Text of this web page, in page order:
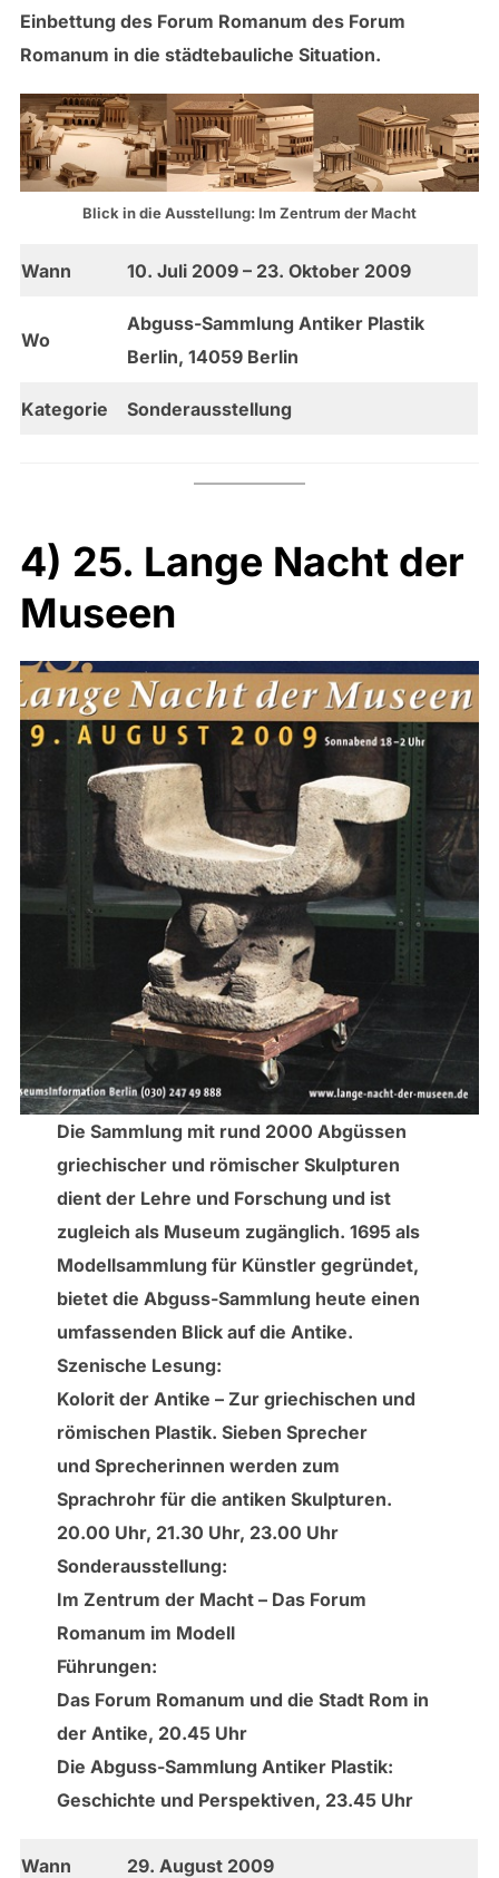
Einbettung des Forum Romanum des Forum
Romanum in die städtebauliche Situation.
Blick in die Ausstellung: Im Zentrum der Macht
Wann 10. Juli 2009 – 23. Oktober 2009
Wo
Abguss-Sammlung Antiker Plastik
Berlin, 14059 Berlin
Kategorie Sonderausstellung
4) 25. Lange Nacht der
Museen
Die Sammlung mit rund 2000 Abgüssen
griechischer und römischer Skulpturen
dient der Lehre und Forschung und ist
zugleich als Museum zugänglich. 1695 als
Modellsammlung für Künstler gegründet,
bietet die Abguss-Sammlung heute einen
umfassenden Blick auf die Antike.
Szenische Lesung:
Kolorit der Antike – Zur griechischen und
römischen Plastik. Sieben Sprecher
und Sprecherinnen werden zum
Sprachrohr für die antiken Skulpturen.
20.00 Uhr, 21.30 Uhr, 23.00 Uhr
Sonderausstellung:
Im Zentrum der Macht – Das Forum
Romanum im Modell
Führungen:
Das Forum Romanum und die Stadt Rom in
der Antike, 20.45 Uhr
Die Abguss-Sammlung Antiker Plastik:
Geschichte und Perspektiven, 23.45 Uhr
Wann 29. August 2009